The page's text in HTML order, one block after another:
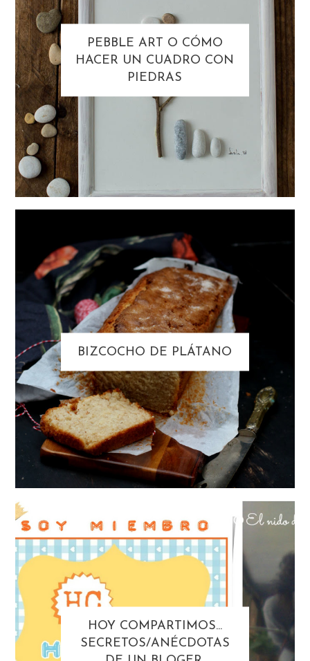
PEBBLE ART O CÓMO
HACER UN CUADRO CON
PIEDRAS
BIZCOCHO DE PLÁTANO
HOY COMPARTIMOS...
SECRETOS/ANÉCDOTAS